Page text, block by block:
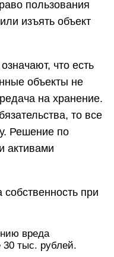
пользования
изъять объект
означают, что есть
объекты не
на хранение.
то все
Решение по
активами
при
вреда
30 тыс. рублей.